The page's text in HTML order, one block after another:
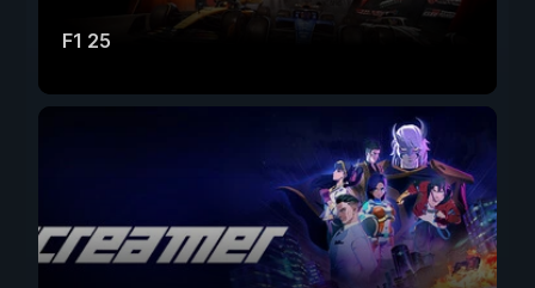
F1 25